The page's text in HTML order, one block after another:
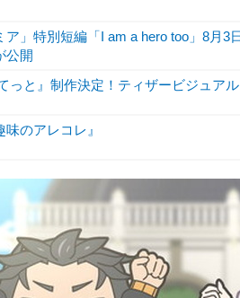
ア」特別短編「I am a hero too」8月
公開
っと』制作決定！ティザービジュアル
味のアレコレ』